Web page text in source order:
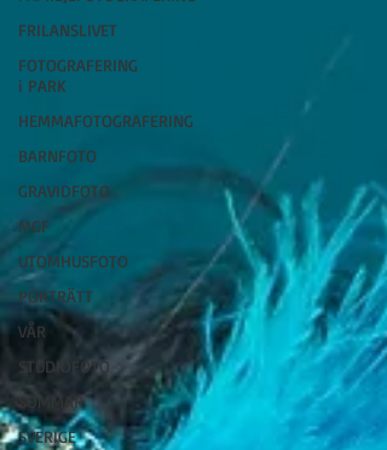
FRILANSLIVET
FOTOGRAFERING
i PARK
HEMMAFOTOGRAFERING
BARNFOTO
GRAVIDFOTO
MGF
UTOMHUSFOTO
PORTRÄTT
VÅR
STUDIOFOTO
SOMMAR
SVERIGE